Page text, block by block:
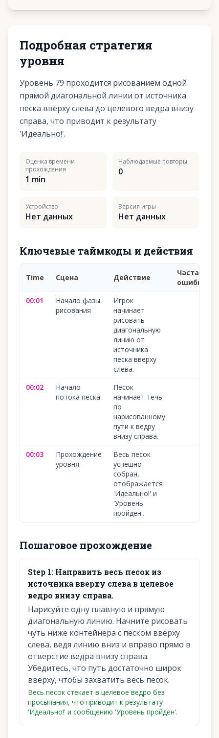
Подробная стратегия
уровня
Уровень 79 проходится рисованием одной
прямой диагональной линии от источника
песка вверху слева до целевого ведра внизу
справа, что приводит к результату
'Идеально!'.
Оценка времени
прохождения
1 min
Наблюдаемые повторы
0
Устройство
Нет данных
Версия игры
Нет данных
Ключевые таймкоды и действия
Time Сцена Действие
Частая
ошибка
00:01
Начало фазы
рисования
Игрок
начинает
рисовать
диагональную
линию от
источника
песка вверху
слева.
00:02
Начало
потока песка
Песок
начинает течь
по
нарисованному
пути к ведру
внизу справа.
00:03
Прохождение
уровня
Весь песок
успешно
собран,
отображается
'Идеально!' и
'Уровень
пройден'.
Пошаговое прохождение
Step 1: Направить весь песок из
источника вверху слева в целевое
ведро внизу справа.
Нарисуйте одну плавную и прямую
диагональную линию. Начните рисовать
чуть ниже контейнера с песком вверху
слева, ведя линию вниз и вправо прямо в
отверстие ведра внизу справа.
Убедитесь, что путь достаточно широк
вверху, чтобы захватить весь песок.
Весь песок стекает в целевое ведро без
просыпания, что приводит к результату
'Идеально!' и сообщению 'Уровень пройден'.